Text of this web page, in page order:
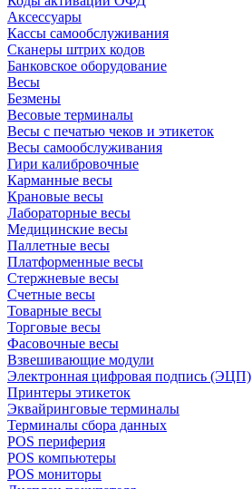
Аксессуары
Кассы самообслуживания
Сканеры штрих кодов
Банковское оборудование
Весы
Безмены
Весовые терминалы
Весы с печатью чеков и этикеток
Весы самообслуживания
Гири калибровочные
Карманные весы
Крановые весы
Лабораторные весы
Медицинские весы
Паллетные весы
Платформенные весы
Стержневые весы
Счетные весы
Товарные весы
Торговые весы
Фасовочные весы
Взвешивающие модули
Электронная цифровая подпись (ЭЦП)
Принтеры этикеток
Эквайринговые терминалы
Терминалы сбора данных
POS периферия
POS компьютеры
POS мониторы